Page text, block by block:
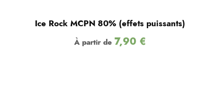
Ice Rock MCPN 80% (effets puissants)
À partir de 7,90 €